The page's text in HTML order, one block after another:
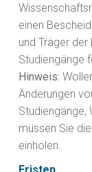
einen
und Träger
Studiengänge
Hinweis:
Änderungen
Studiengänge,
müssen Sie
einholen.